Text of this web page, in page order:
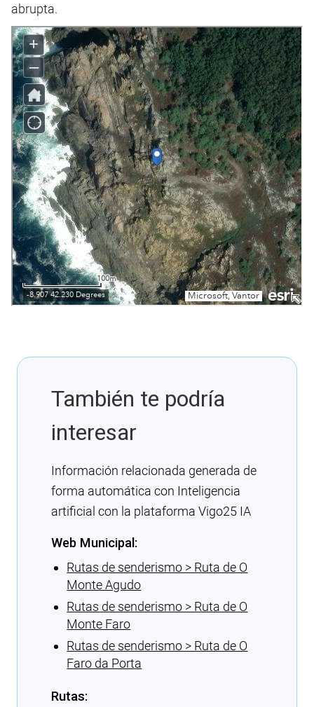
abrupta.
También te podría
interesar
Información relacionada generada de
forma automática con Inteligencia
artificial con la plataforma Vigo25 IA
Web Municipal:
Rutas de senderismo > Ruta de O
Monte Agudo
Rutas de senderismo > Ruta de O
Monte Faro
Rutas de senderismo > Ruta de O
Faro da Porta
Rutas: